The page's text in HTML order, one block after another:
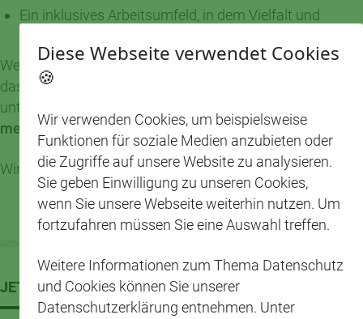
Ein inklusives Arbeitsumfeld, in dem Vielfalt und
Wenn du dich bei uns bewerben möchtest, nutze bitte
das Karriereportal der Femos gGmbH. Dieses erreichst du
unter folgendem Link:
mensch.org/
Wir freuen uns darauf, dich kennenzulernen.
JETZT BEWERBEN
Diese Webseite verwendet Cookies
🍪
Wir verwenden Cookies, um beispielsweise
Funktionen für soziale Medien anzubieten oder
die Zugriffe auf unsere Website zu analysieren.
Sie geben Einwilligung zu unseren Cookies,
wenn Sie unsere Webseite weiterhin nutzen. Um
fortzufahren müssen Sie eine Auswahl treffen.
Weitere Informationen zum Thema Datenschutz
und Cookies können Sie unserer
Datenschutzerklärung entnehmen. Unter